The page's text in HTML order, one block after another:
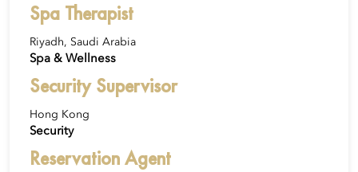
Spa Therapist
Riyadh, Saudi Arabia
Spa & Wellness
Security Supervisor
Hong Kong
Security
Reservation Agent